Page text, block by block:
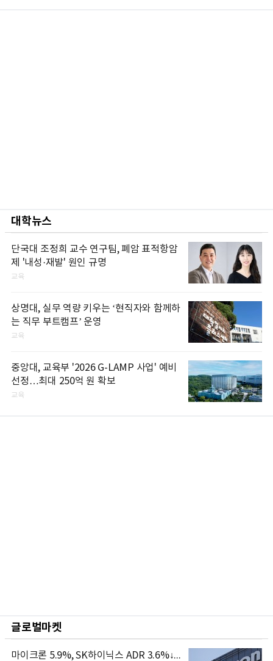
대학뉴스
단국대 조정희 교수 연구팀, 폐암 표적항암
제 '내성·재발' 원인 규명
교육
상명대, 실무 역량 키우는 ‘현직자와 함께하
는 직무 부트캠프’ 운영
교육
중앙대, 교육부 '2026 G-LAMP 사업' 예비
선정…최대 250억 원 확보
교육
글로벌마켓
마이크론 5.9%, SK하이닉스 ADR 3.6%↓...